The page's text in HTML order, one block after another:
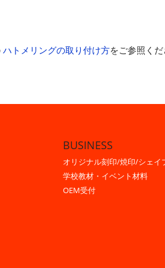
ハトメリングの取り付け方をご参照くだ
BUSINESS
オリジナル刻印/焼印/シェイ
学校教材・イベント材料
OEM受付